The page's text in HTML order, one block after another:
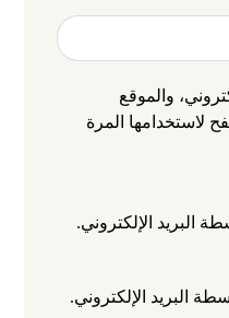
والموقع
لاستخدامها المرة
البريد الإلكتروني.
البريد الإلكتروني.